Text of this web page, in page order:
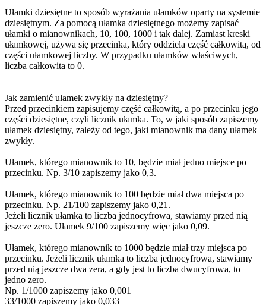
Ułamki dziesiętne to sposób wyrażania ułamków oparty na systemie
dziesiętnym. Za pomocą ułamka dziesiętnego możemy zapisać
ułamki o mianownikach, 10, 100, 1000 i tak dalej. Zamiast kreski
ułamkowej, używa się przecinka, który oddziela część całkowitą, od
części ułamkowej liczby. W przypadku ułamków właściwych,
liczba całkowita to 0.
Jak zamienić ułamek zwykły na dziesiętny?
Przed przecinkiem zapisujemy część całkowitą, a po przecinku jego
części dziesiętne, czyli licznik ułamka. To, w jaki sposób zapiszemy
ułamek dziesiętny, zależy od tego, jaki mianownik ma dany ułamek
zwykły.
Ułamek, którego mianownik to 10, będzie miał jedno miejsce po
przecinku. Np. 3/10 zapiszemy jako 0,3.
Ułamek, którego mianownik to 100 będzie miał dwa miejsca po
przecinku. Np. 21/100 zapiszemy jako 0,21.
Jeżeli licznik ułamka to liczba jednocyfrowa, stawiamy przed nią
jeszcze zero. Ułamek 9/100 zapiszemy więc jako 0,09.
Ułamek, którego mianownik to 1000 będzie miał trzy miejsca po
przecinku. Jeżeli licznik ułamka to liczba jednocyfrowa, stawiamy
przed nią jeszcze dwa zera, a gdy jest to liczba dwucyfrowa, to
jedno zero.
Np. 1/1000 zapiszemy jako 0,001
33/1000 zapiszemy jako 0,033